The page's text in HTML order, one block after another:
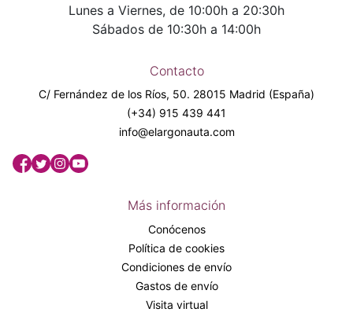
Lunes a Viernes, de 10:00h a 20:30h
Sábados de 10:30h a 14:00h
Contacto
C/ Fernández de los Ríos, 50. 28015 Madrid (España)
(+34) 915 439 441
info@elargonauta.com
Más información
Conócenos
Política de cookies
Condiciones de envío
Gastos de envío
Visita virtual